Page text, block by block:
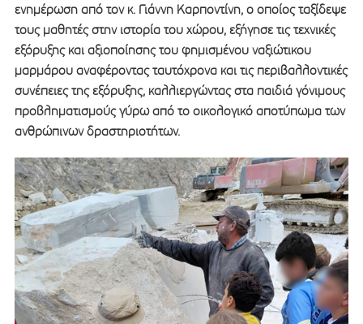
ενημέρωση από τον κ. Γιάννη Καρποντίνη, ο οποίος ταξίδεψε
τους μαθητές στην ιστορία του χώρου, εξήγησε τις τεχνικές
εξόρυξης και αξιοποίησης του φημισμένου ναξιώτικου
μαρμάρου αναφέροντας ταυτόχρονα και τις περιβαλλοντικές
συνέπειες της εξόρυξης, καλλιεργώντας στα παιδιά γόνιμους
προβληματισμούς γύρω από το οικολογικό αποτύπωμα των
ανθρώπινων δραστηριοτήτων.